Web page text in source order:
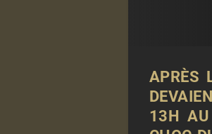
APRÈS
13H AU